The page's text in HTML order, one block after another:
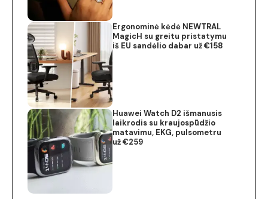
Ergonominė kėdė NEWTRAL
MagicH su greitu pristatymu
iš EU sandėlio dabar už €158
Huawei Watch D2 išmanusis
laikrodis su kraujospūdžio
matavimu, EKG, pulsometru
už €259